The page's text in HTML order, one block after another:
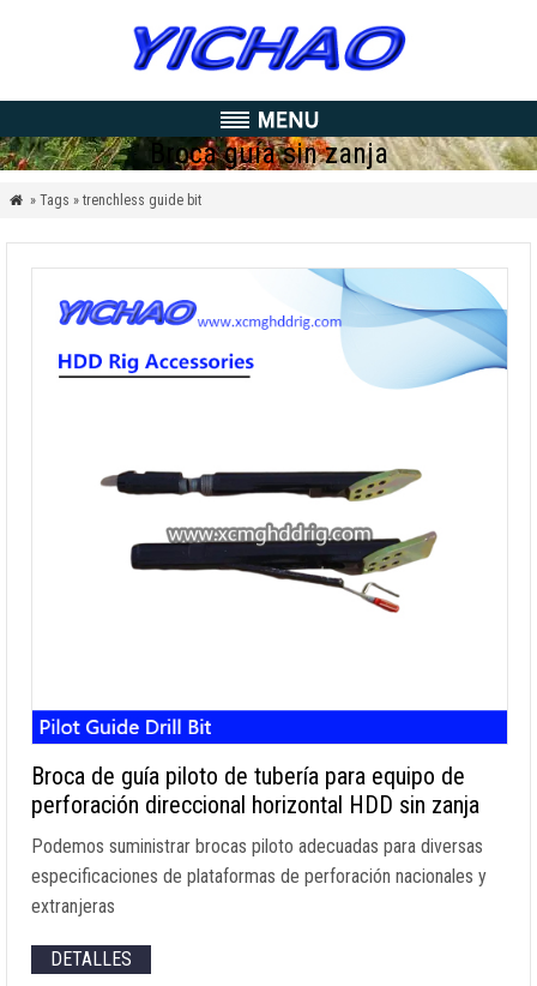
Broca guía sin zanja
 » Tags » trenchless guide bit
Broca de guía piloto de tubería para equipo de
perforación direccional horizontal HDD sin zanja
Podemos suministrar brocas piloto adecuadas para diversas
especificaciones de plataformas de perforación nacionales y
extranjeras
DETALLES